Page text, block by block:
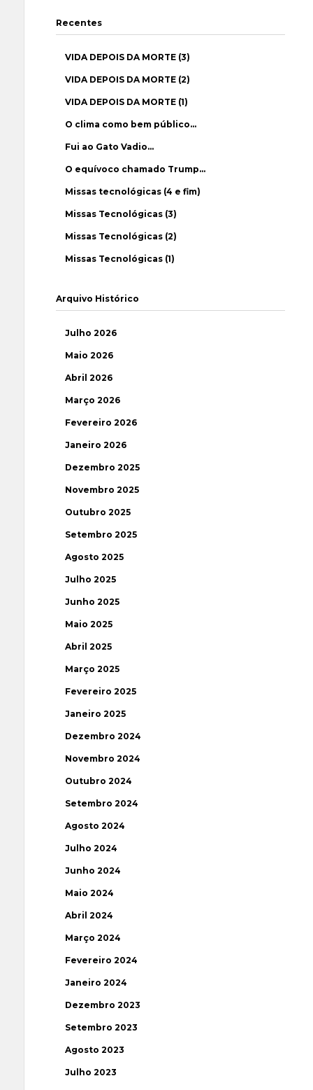
Recentes
VIDA DEPOIS DA MORTE (3)
VIDA DEPOIS DA MORTE (2)
VIDA DEPOIS DA MORTE (1)
O clima como bem público…
Fui ao Gato Vadio…
O equívoco chamado Trump…
Missas tecnológicas (4 e fim)
Missas Tecnológicas (3)
Missas Tecnológicas (2)
Missas Tecnológicas (1)
Arquivo Histórico
Julho 2026
Maio 2026
Abril 2026
Março 2026
Fevereiro 2026
Janeiro 2026
Dezembro 2025
Novembro 2025
Outubro 2025
Setembro 2025
Agosto 2025
Julho 2025
Junho 2025
Maio 2025
Abril 2025
Março 2025
Fevereiro 2025
Janeiro 2025
Dezembro 2024
Novembro 2024
Outubro 2024
Setembro 2024
Agosto 2024
Julho 2024
Junho 2024
Maio 2024
Abril 2024
Março 2024
Fevereiro 2024
Janeiro 2024
Dezembro 2023
Setembro 2023
Agosto 2023
Julho 2023